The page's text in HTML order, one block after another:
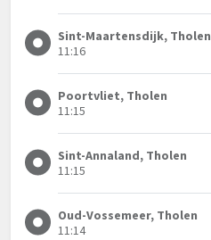
Sint-Maartensdijk, Tholen
11:16
Poortvliet, Tholen
11:15
Sint-Annaland, Tholen
11:15
Oud-Vossemeer, Tholen
11:14